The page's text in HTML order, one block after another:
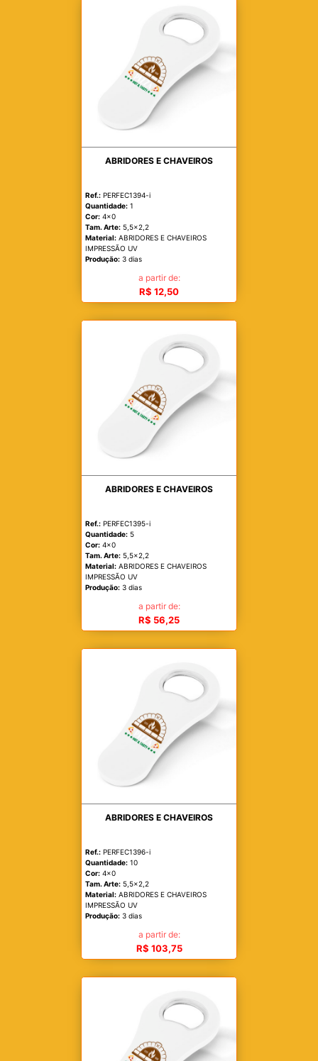
ABRIDORES E CHAVEIROS
Ref.: PERFEC1394-i
Quantidade: 1
Cor: 4x0
Tam. Arte: 5,5x2,2
Material: ABRIDORES E CHAVEIROS
IMPRESSÃO UV
Produção: 3 dias
a partir de:
R$ 12,50
ABRIDORES E CHAVEIROS
Ref.: PERFEC1395-i
Quantidade: 5
Cor: 4x0
Tam. Arte: 5,5x2,2
Material: ABRIDORES E CHAVEIROS
IMPRESSÃO UV
Produção: 3 dias
a partir de:
R$ 56,25
ABRIDORES E CHAVEIROS
Ref.: PERFEC1396-i
Quantidade: 10
Cor: 4x0
Tam. Arte: 5,5x2,2
Material: ABRIDORES E CHAVEIROS
IMPRESSÃO UV
Produção: 3 dias
a partir de:
R$ 103,75